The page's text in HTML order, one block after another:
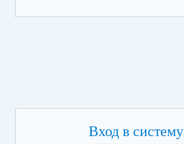
Вход в систему